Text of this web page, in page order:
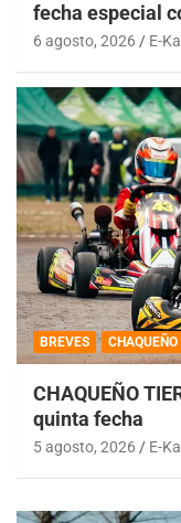
fecha especial
6 agosto, 2026 E-
BREVES
CHAQUEÑO
quinta fecha
5 agosto, 2026 E-